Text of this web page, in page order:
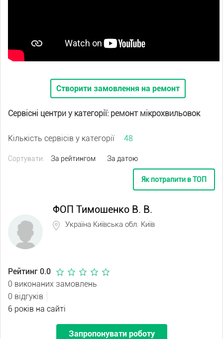
Створити замовлення на ремонт
Сервісні центри у категорії: ремонт мікрохвильовок
Кількість сервісів у категорії 48
Сортувати: За рейтингом За датою
Як потрапити в ТОП
ФОП Тимошенко В. В.
Україна Київська обл. Київ
Рейтинг 0.0
0 виконаних замовлень
0 відгуків
6 років на сайті
Запропонувати роботу